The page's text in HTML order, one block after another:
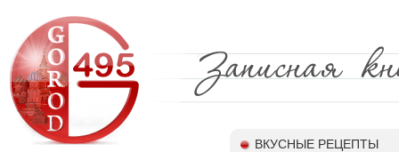
ВКУСНЫЕ РЕЦЕПТЫ